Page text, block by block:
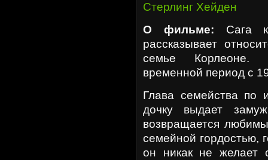
Стерлинг Хейден
О фильме: Сага
рассказывает
семье Корлеоне.
временной период с
Глава семейства по
дочку выдает
возвращается
семейной гордостью,
он никак не желает